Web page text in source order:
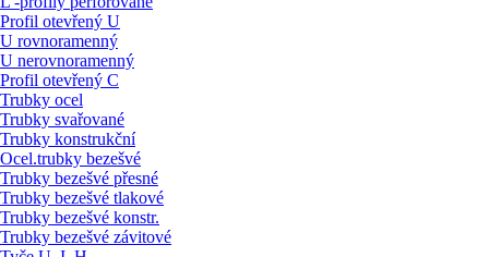
Profil otevřený U
U rovnoramenný
U nerovnoramenný
Profil otevřený C
Trubky ocel
Trubky svařované
Trubky konstrukční
Ocel.trubky bezešvé
Trubky bezešvé přesné
Trubky bezešvé tlakové
Trubky bezešvé konstr.
Trubky bezešvé závitové